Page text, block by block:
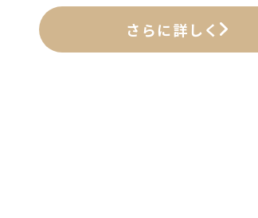
さらに詳しく